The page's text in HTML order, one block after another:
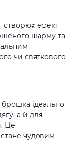
створює ефект
шарму та
чи святкового
брошка ідеально
а й для
Це
чудовим